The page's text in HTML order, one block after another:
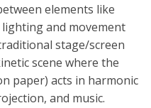
elements like
lighting and movement
stage/screen
scene where the
paper) acts in harmonic
and music.